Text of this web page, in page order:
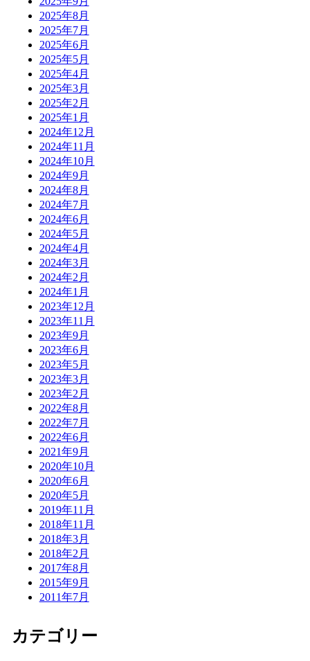
2025年8月
2025年7月
2025年6月
2025年5月
2025年4月
2025年3月
2025年2月
2025年1月
2024年12月
2024年11月
2024年10月
2024年9月
2024年8月
2024年7月
2024年6月
2024年5月
2024年4月
2024年3月
2024年2月
2024年1月
2023年12月
2023年11月
2023年9月
2023年6月
2023年5月
2023年3月
2023年2月
2022年8月
2022年7月
2022年6月
2021年9月
2020年10月
2020年6月
2020年5月
2019年11月
2018年11月
2018年3月
2018年2月
2017年8月
2015年9月
2011年7月
カテゴリー